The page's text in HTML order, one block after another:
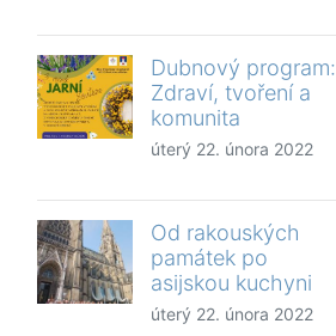
Dubnový program:
Zdraví, tvoření a
komunita
úterý 22. února 2022
Od rakouských
památek po
asijskou kuchyni
úterý 22. února 2022